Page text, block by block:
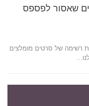
סרטים חדשים שאסור לפספס
רשימה של סרטים מומלצים